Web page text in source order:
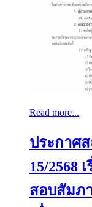
Read more...
ประกาศ
15/2568
สอบสัมภ